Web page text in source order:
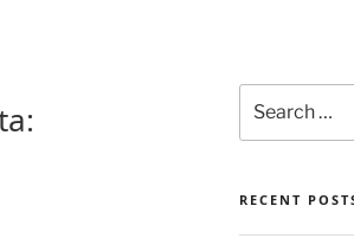
for:
RECENT